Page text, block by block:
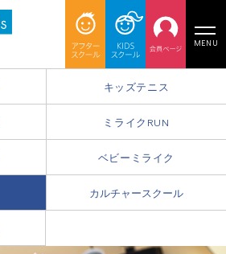
MENU
キッズテニス
ミライクRUN
ベビーミライク
カルチャースクール